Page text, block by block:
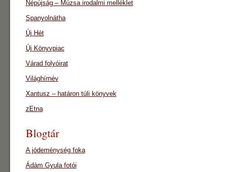
Népújság – Múzsa irodalmi melléklet
Spanyolnátha
Új Hét
Új Könyvpiac
Várad folyóirat
Világhírnév
Xantusz – határon túli könyvek
zEtna
Blogtár
A jódeménység foka
Ádám Gyula fotói